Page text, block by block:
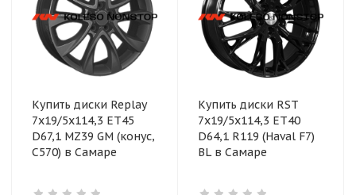
Купить диски Replay
7x19/5x114,3 ET45
D67,1 MZ39 GM (конус,
C570) в Самаре
Купить диски RST
7x19/5x114,3 ET40
D64,1 R119 (Haval F7)
BL в Самаре